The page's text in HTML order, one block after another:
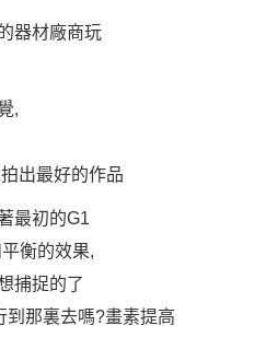
器材廠商玩
,
出最好的作品
最初的G1
衡的效果,
捕捉的了
到那裏去嗎?畫素提高